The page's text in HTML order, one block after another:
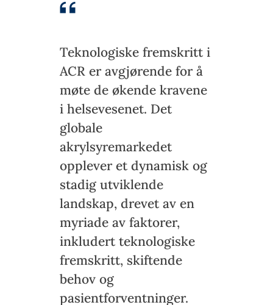
Teknologiske fremskritt i
ACR er avgjørende for å
møte de økende kravene
i helsevesenet. Det
globale
akrylsyremarkedet
opplever et dynamisk og
stadig utviklende
landskap, drevet av en
myriade av faktorer,
inkludert teknologiske
fremskritt, skiftende
behov og
pasientforventninger.